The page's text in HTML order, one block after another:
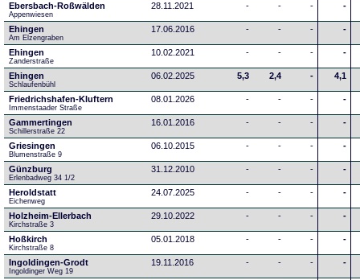
Ebersbach-Roßwälden
Appenwiesen
28.11.2021 - - - -
Ehingen
Am Elzengraben
17.06.2016 - - - -
Ehingen
Zanderstraße
10.02.2021 - - - -
Ehingen
Schlaufenbühl
06.02.2025 5,3 2,4 - 4,1
Friedrichshafen-Kluftern
Immenstaader Straße
08.01.2026 - - - -
Gammertingen
Schillerstraße 22
16.01.2016 - - - -
Griesingen
Blumenstraße 9
06.10.2015 - - - -
Günzburg
Erlenbadweg 34 1/2
31.12.2010 - - - -
Heroldstatt
Eichenweg
24.07.2025 - - - -
Holzheim-Ellerbach
Kirchstraße 3
29.10.2022 - - - -
Hoßkirch
Kirchstraße 8
05.01.2018 - - - -
Ingoldingen-Grodt
Ingoldinger Weg 19
19.11.2016 - - - -